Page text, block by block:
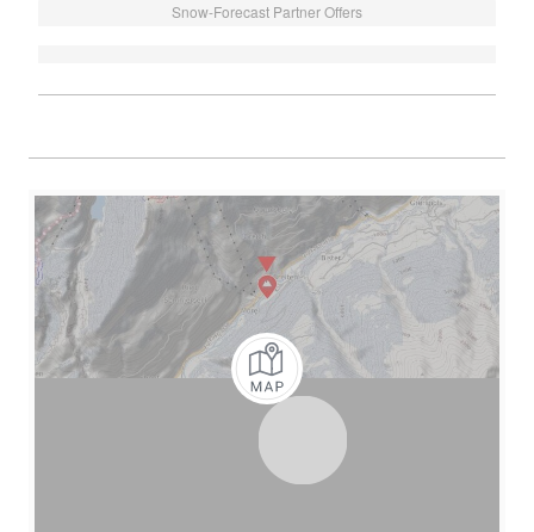
Snow-Forecast Partner Offers